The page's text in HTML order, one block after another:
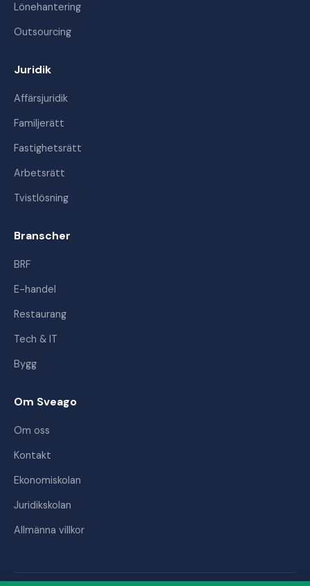
Lönehantering
Outsourcing
Juridik
Affärsjuridik
Familjerätt
Fastighetsrätt
Arbetsrätt
Tvistlösning
Branscher
BRF
E-handel
Restaurang
Tech & IT
Bygg
Om Sveago
Om oss
Kontakt
Ekonomiskolan
Juridikskolan
Allmänna villkor